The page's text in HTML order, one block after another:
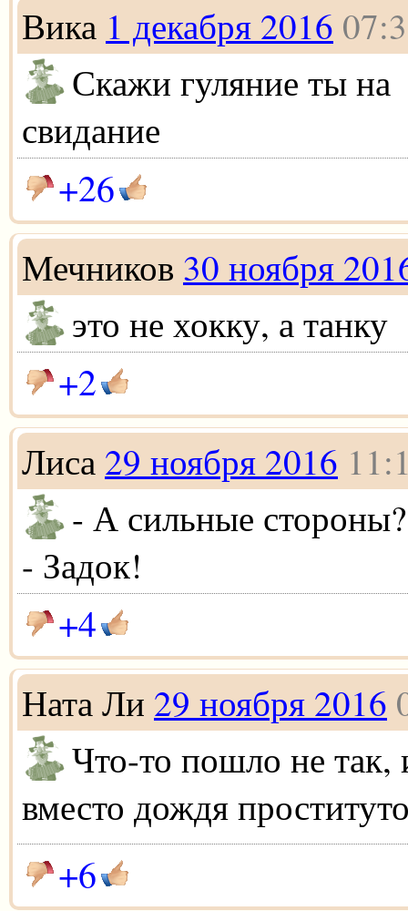
Вика 1 декабря 2016
Скажи гуляние ты на
свидание
+26
Мечников 30 ноября
это не хокку, а танку
+2
Лиса 29 ноября 2016
- А сильные стороны?
- Задок!
+4
Ната Ли 29 ноября 2016
Что-то пошло не
вместо дождя
+6